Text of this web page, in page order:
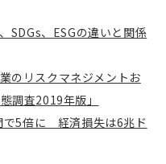
SDGs、ESGの違いと関係
のリスクマネジメントお
調査2019年版」
で5倍に 経済損失は6兆ド